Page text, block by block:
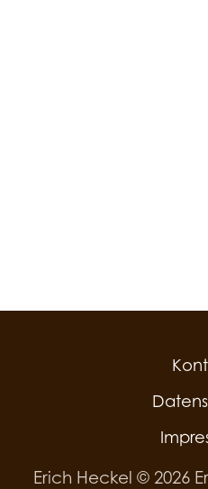
Erich Heckel © 2026